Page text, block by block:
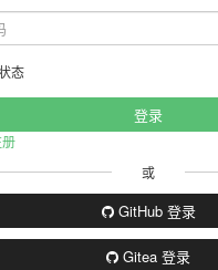
态
或
GitHub 登录
Gitea 登录